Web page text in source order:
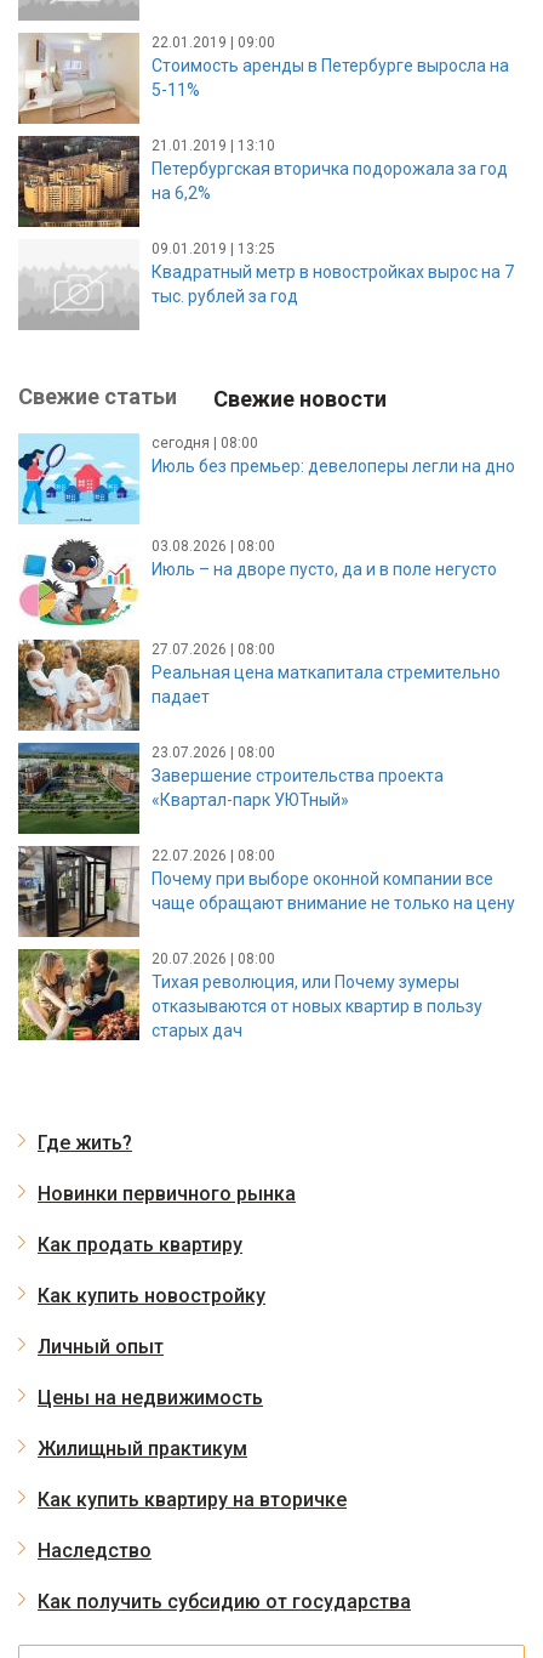
22.01.2019 | 09:00
Стоимость аренды в Петербурге выросла на
5-11%
21.01.2019 | 13:10
Петербургская вторичка подорожала за год
на 6,2%
09.01.2019 | 13:25
Квадратный метр в новостройках вырос на 7
тыс. рублей за год
Свежие статьи Свежие новости
сегодня | 08:00
Июль без премьер: девелоперы легли на дно
03.08.2026 | 08:00
Июль – на дворе пусто, да и в поле негусто
27.07.2026 | 08:00
Реальная цена маткапитала стремительно
падает
23.07.2026 | 08:00
Завершение строительства проекта
«Квартал-парк УЮТный»
22.07.2026 | 08:00
Почему при выборе оконной компании все
чаще обращают внимание не только на цену
20.07.2026 | 08:00
Тихая революция, или Почему зумеры
отказываются от новых квартир в пользу
старых дач
Где жить?
Новинки первичного рынка
Как продать квартиру
Как купить новостройку
Личный опыт
Цены на недвижимость
Жилищный практикум
Как купить квартиру на вторичке
Наследство
Как получить субсидию от государства